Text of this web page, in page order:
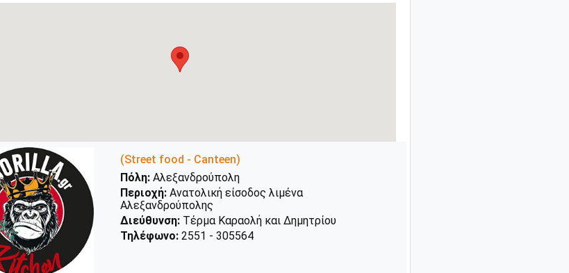
(Street food - Canteen)
Πόλη: Αλεξανδρούπολη
Περιοχή: Ανατολική είσοδος λιμένα
Αλεξανδρούπολης
Διεύθυνση: Τέρμα Καραολή και Δημητρίου
Τηλέφωνο: 2551 - 305564